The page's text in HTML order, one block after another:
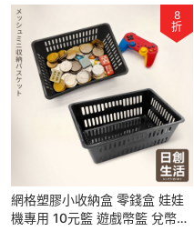
8
折
網格塑膠小收納盒 零錢盒 娃娃
機專用 10元籃 遊戲幣籃 兌幣機